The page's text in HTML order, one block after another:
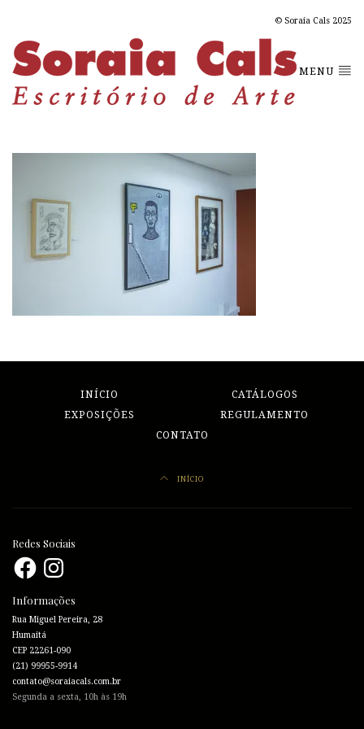
© Soraia Cals 2025
MENU
INÍCIO
CATÁLOGOS
EXPOSIÇÕES
REGULAMENTO
CONTATO
INÍCIO
Redes Sociais
FacebookInstagram
Informações
Rua Miguel Pereira, 28
Humaitá
CEP 22261-090
(21) 99955-9914
contato@soraiacals.com.br
Segunda a sexta, 10h às 19h